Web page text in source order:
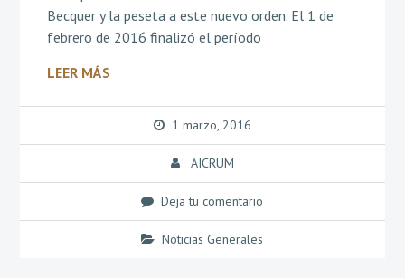
Becquer y la peseta a este nuevo orden. El 1 de
febrero de 2016 finalizó el período
LEER MÁS
1 marzo, 2016
AICRUM
Deja tu comentario
Noticias Generales